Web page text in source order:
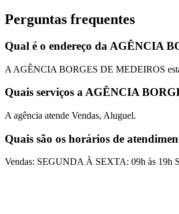
Perguntas frequentes
Qual é o endereço da AGÊNCIA
A AGÊNCIA BORGES DE MEDEIROS
Quais serviços a AGÊNCIA
A agência atende Vendas, Aluguel.
Quais são os horários de
Vendas: SEGUNDA À SEXTA: 09h às 19h